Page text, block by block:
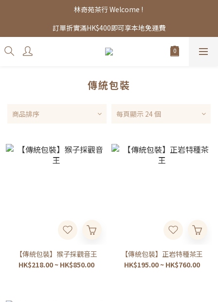
林奇苑茶行 Welcome !
訂單折實滿HK$400即可享本地免運費
傳統包裝
商品排序 每頁顯示 24 個
【傳統包裝】猴子採觀音王
HK$218.00 ~ HK$850.00
【傳統包裝】正岩特種茶王
HK$195.00 ~ HK$760.00